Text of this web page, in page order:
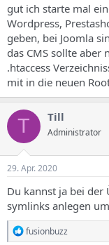
:
gut ich starte mal
Wordpress,
geben, bei Joomla
das CMS sollte
.htaccess
mit in die neuen
T Till
Administrator
29. Apr. 2020
Du kannst ja bei der
symlinks anlegen
R
e
fusionbuzz